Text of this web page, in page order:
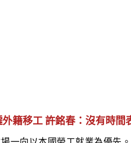
籍移工 許銘春：沒有時間